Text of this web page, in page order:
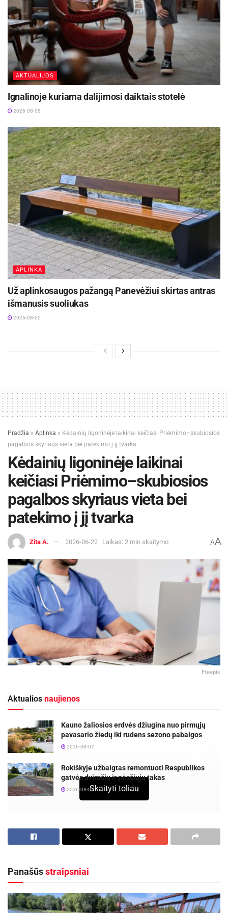
AKTUALIJOS
Ignalinoje kuriama dalijimosi daiktais stotelė
2026-08-05
APLINKA
Už aplinkosaugos pažangą Panevėžiui skirtas antras
išmanusis suoliukas
2026-08-05
Pradžia » Aplinka » Kėdainių ligoninėje laikinai keičiasi Priėmimo–skubiosios
pagalbos skyriaus vieta bei patekimo į jį tvarka
Kėdainių ligoninėje laikinai
keičiasi Priėmimo–skubiosios
pagalbos skyriaus vieta bei
patekimo į jį tvarka
Zita A. 2026-06-22 Laikas: 2 min skaitymo AA
Freepik
Aktualios naujienos
Kauno žaliosios erdvės džiugina nuo pirmųjų
pavasario žiedų iki rudens sezono pabaigos
2026-08-07
Rokiškyje užbaigtas remontuoti Respublikos
gatvės dviračių ir pėsčiųjų takas
2026-08-07
nuo 2026 m. liepos 1 d. laikinai keičiasi Priėmimo–
Gyventojų patogumui ligoninės teritorijoje įrengti
laikinojo skyriaus įėjimo.
Skaityti toliau
Panašūsstraipsniai